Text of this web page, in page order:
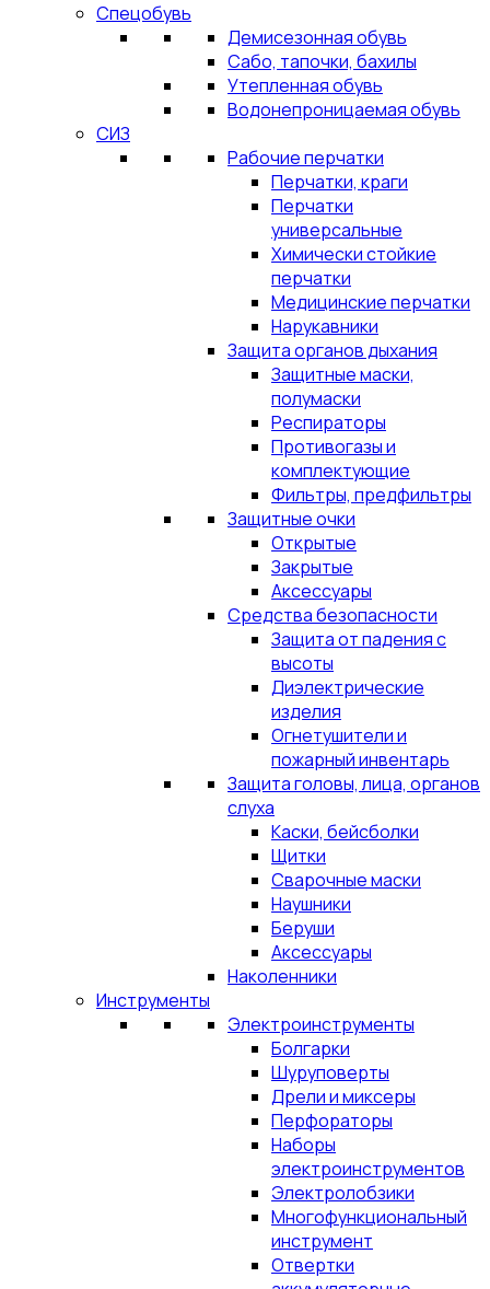
Спецобувь
Демисезонная обувь
Сабо, тапочки, бахилы
Утепленная обувь
Водонепроницаемая обувь
СИЗ
Рабочие перчатки
Перчатки, краги
Перчатки
универсальные
Химически стойкие
перчатки
Медицинские перчатки
Нарукавники
Защита органов дыхания
Защитные маски,
полумаски
Респираторы
Противогазы и
комплектующие
Фильтры, предфильтры
Защитные очки
Открытые
Закрытые
Аксессуары
Средства безопасности
Защита от падения с
высоты
Диэлектрические
изделия
Огнетушители и
пожарный инвентарь
Защита головы, лица, органов
слуха
Каски, бейсболки
Щитки
Сварочные маски
Наушники
Беруши
Аксессуары
Наколенники
Инструменты
Электроинструменты
Болгарки
Шуруповерты
Дрели и миксеры
Перфораторы
Наборы
электроинструментов
Электролобзики
Многофункциональный
инструмент
Отвертки